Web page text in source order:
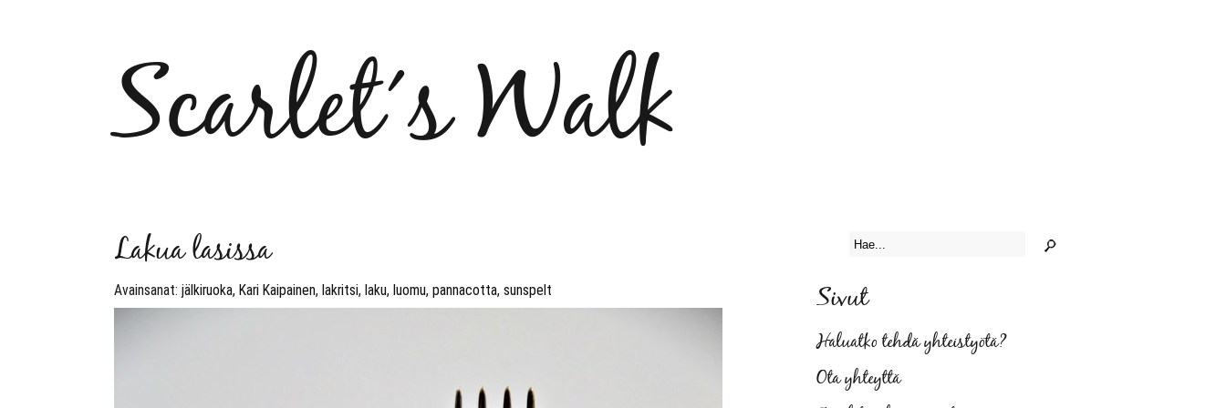
Scarlet´s Walk
Lakua lasissa
Avainsanat: jälkiruoka, Kari Kaipainen, lakritsi, laku, luomu, pannacotta, sunspelt Sivut
Haluatko tehdä yhteistyötä?
Ota yhteyttä